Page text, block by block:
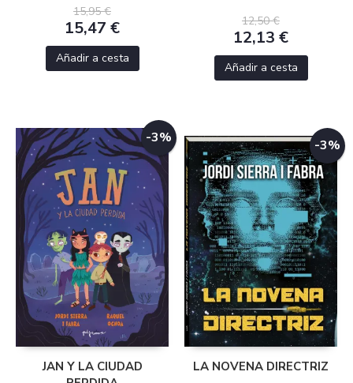
15,95 €
15,47 €
Añadir a cesta
12,50 €
12,13 €
Añadir a cesta
-3%
JAN Y LA CIUDAD
-3%
LA NOVENA DIRECTRIZ